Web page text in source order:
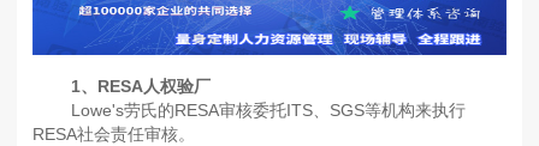
1、RESA人权验厂
Lowe's劳氏的RESA审核委托ITS、SGS等机构来执行
RESA社会责任审核。